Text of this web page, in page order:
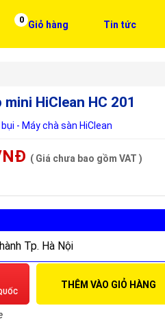
0 Giỏ hàng Tin tức
HiClean HC 201
- Máy chà sàn HiClean
( Giá chưa bao gồm VAT )
Tp. Hà Nội
THÊM VÀO GIỎ HÀNG